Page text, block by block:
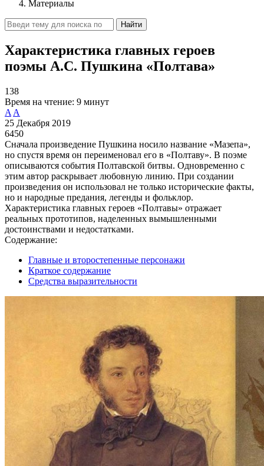
Материалы
Найти
Характеристика главных героев
поэмы А.С. Пушкина «Полтава»
138
Время на чтение: 9 минут
A A
25 Декабря 2019
6450
Сначала произведение Пушкина носило название «Мазепа»,
но спустя время он переименовал его в «Полтаву». В поэме
описываются события Полтавской битвы. Одновременно с
этим автор раскрывает любовную линию. При создании
произведения он использовал не только исторические факты,
но и народные предания, легенды и фольклор.
Характеристика главных героев «Полтавы» отражает
реальных прототипов, наделенных вымышленными
достоинствами и недостатками.
Содержание:
Главные и второстепенные персонажи
Краткое содержание
Средства выразительности